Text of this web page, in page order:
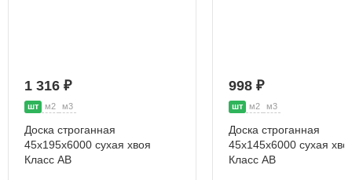
1 316 ₽
шт м2 м3
Доска строганная
45х195х6000 сухая хвоя
Класс АВ
998 ₽
шт м2 м3
Доска строганная
45х145х6000 сухая
Класс АВ